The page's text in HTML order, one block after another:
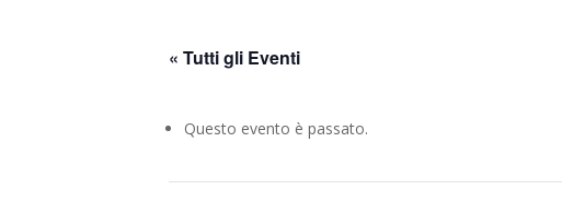
« Tutti gli Eventi
Questo evento è passato.